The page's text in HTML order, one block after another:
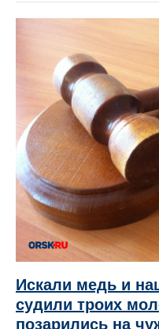
Искали медь и
судили троих
позарились на